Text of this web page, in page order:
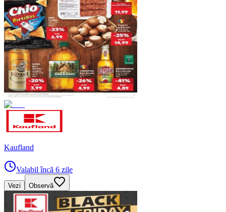
Kaufland
Valabil încă 6 zile
Vezi Observă